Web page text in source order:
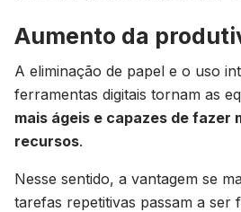
Aumento da
A eliminação de papel e o uso
ferramentas digitais tornam as
mais ágeis e capazes de fazer
recursos.
Nesse sentido, a vantagem se
tarefas repetitivas passam a ser